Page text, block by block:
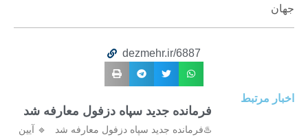
جهان
dezmehr.ir/6887
اخبار مرتبط
فرمانده جدید سپاه دزفول معارفه شد
♨️فرمانده جدید سپاه دزفول معارفه شد 🔹 آیین